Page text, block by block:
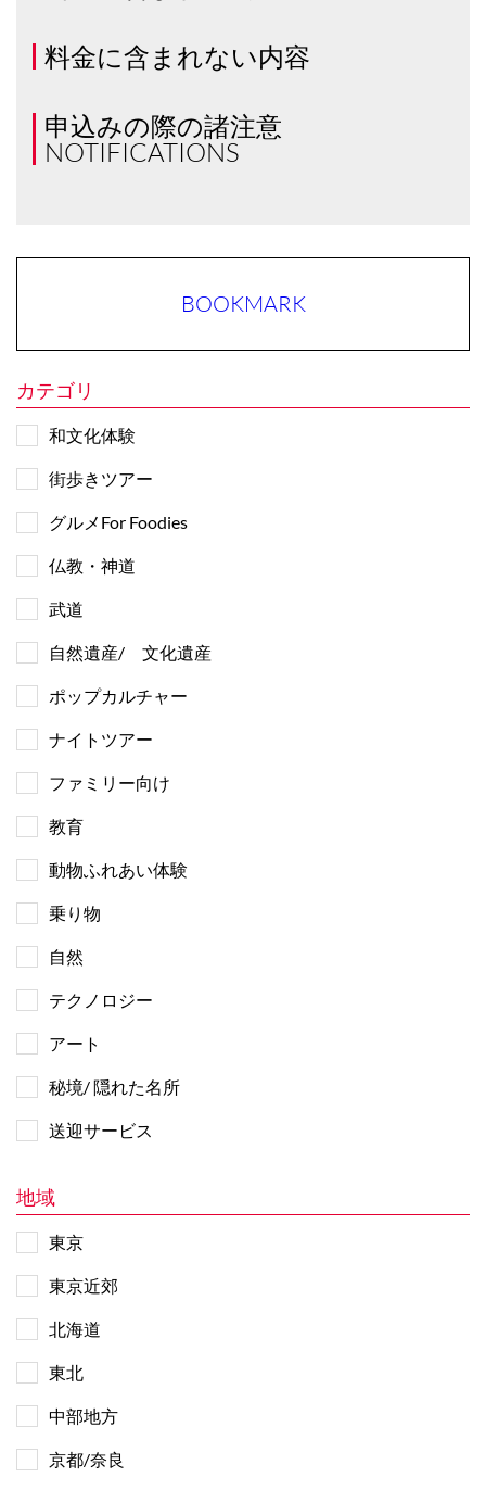
料金に含まれない内容
申込みの際の諸注意
NOTIFICATIONS
BOOKMARK
カテゴリ
和文化体験
街歩きツアー
グルメFor Foodies
仏教・神道
武道
自然遺産/ 文化遺産
ポップカルチャー
ナイトツアー
ファミリー向け
教育
動物ふれあい体験
乗り物
自然
テクノロジー
アート
秘境/ 隠れた名所
送迎サービス
地域
東京
東京近郊
北海道
東北
中部地方
京都/奈良